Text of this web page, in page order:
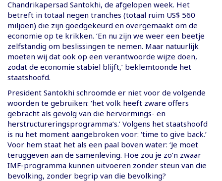
Chandrikapersad Santokhi, de afgelopen week. Het
betreft in totaal negen tranches (totaal ruim US$ 560
miljoen) die zijn goedgekeurd en overgemaakt om de
economie op te krikken. ‘En nu zijn we weer een beetje
zelfstandig om beslissingen te nemen. Maar natuurlijk
moeten wij dat ook op een verantwoorde wijze doen,
zodat de economie stabiel blijft,’ beklemtoonde het
staatshoofd.
President Santokhi schroomde er niet voor de volgende
woorden te gebruiken: ‘het volk heeft zware offers
gebracht als gevolg van die hervormings- en
herstructureringsprogramma’s.’ Volgens het staatshoofd
is nu het moment aangebroken voor: ‘time to give back.’
Voor hem staat het als een paal boven water: ‘Je moet
teruggeven aan de samenleving. Hoe zou je zo’n zwaar
IMF-programma kunnen uitvoeren zonder steun van die
bevolking, zonder begrip van die bevolking?